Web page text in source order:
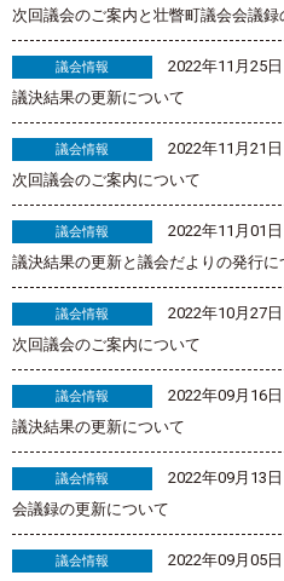
次回議会のご案内と壮瞥町議会会議録
議会情報
2022年11月25日
議決結果の更新について
議会情報
2022年11月21日
次回議会のご案内について
議会情報
2022年11月01日
議決結果の更新と議会だよりの発行に
議会情報
2022年10月27日
次回議会のご案内について
議会情報
2022年09月16日
議決結果の更新について
議会情報
2022年09月13日
会議録の更新について
議会情報
2022年09月05日